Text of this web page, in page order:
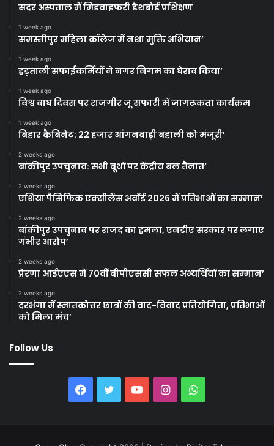
सदर अस्पताल में मिडवाइफरी डैशबोर्ड प्रशिक्षण
1 week ago
समस्तीपुर महिला कॉलेज में नशा मुक्ति अभियान’
1 week ago
हड़ताली सफाईकर्मियों ने नगर निगम का घेराव किया’
1 week ago
विश्व बाघ दिवस पर राजगीर जू सफारी में जागरूकता कार्यक्रम
1 week ago
बिहार कैबिनेट: 22 हजार आंगनबाड़ी बहाली को मंजूरी’
2 weeks ago
बांकीपुर उपचुनाव: सभी बूथों पर केंद्रीय बल तैनात’
2 weeks ago
एशिया पैसिफिक एक्सीलेंस अवॉर्ड 2026 में प्रतिभाओं का सम्मान’
2 weeks ago
बांकीपुर उपचुनाव पर राजद का हमला, एनडीए सरकार पर लगाए
गंभीर आरोप’
2 weeks ago
प्रेरणा आईएएस में 70वीं बीपीएससी सफल अभ्यर्थियों का सम्मान’
2 weeks ago
दरभंगा में स्नातकोत्तर छात्रों की वाद-विवाद प्रतियोगिता, प्रतिभाओं
को मिला मंच’
Follow Us
Facebook
TwitterYouTubeInstagramWhatsApp